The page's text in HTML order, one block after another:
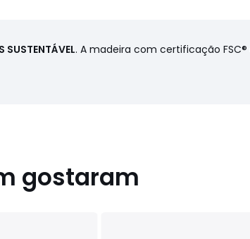
SUSTENTÁVEL. A madeira com certificação
gostaram